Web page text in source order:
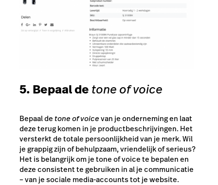
5. Bepaal de tone of voice
Bepaal de tone of voicevan je onderneming en laat
deze terug komen in je productbeschrijvingen. Het
versterkt de totale persoonlijkheid van je merk. Wil
je grappig zijn of behulpzaam, vriendelijk of serieus?
Het is belangrijk om je tone of voice te bepalen en
deze consistent te gebruiken in al je communicatie
– van je sociale media-accounts tot je website.